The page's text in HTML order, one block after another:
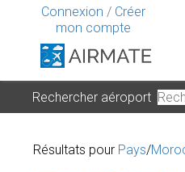
Connexion / Créer
mon compte
Rechercher aéroport
Résultats pour Pays/